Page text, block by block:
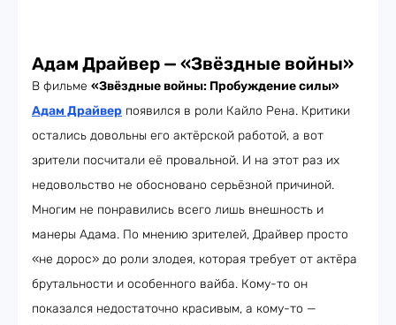
Адам Драйвер — «Звёздные войны»
В фильме «Звёздные войны: Пробуждение силы»
Адам Драйвер появился в роли Кайло Рена. Критики
остались довольны его актёрской работой, а вот
зрители посчитали её провальной. И на этот раз их
недовольство не обосновано серьёзной причиной.
Многим не понравились всего лишь внешность и
манеры Адама. По мнению зрителей, Драйвер просто
«не дорос» до роли злодея, которая требует от актёра
брутальности и особенного вайба. Кому-то он
показался недостаточно красивым, а кому-то —